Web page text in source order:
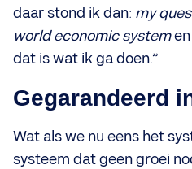
daar stond ik dan: my
world economic systemen
dat is wat ik ga doen.”
Gegarandeerd
Wat als we nu eens het
systeem dat geen groei